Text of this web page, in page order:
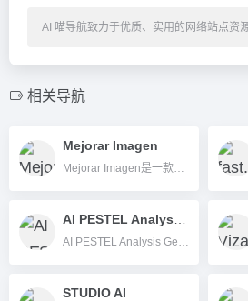
AI 喵导航致力于优质、实用的网络站点资
相关导航
Mejorar Imagen
STUDIO AI